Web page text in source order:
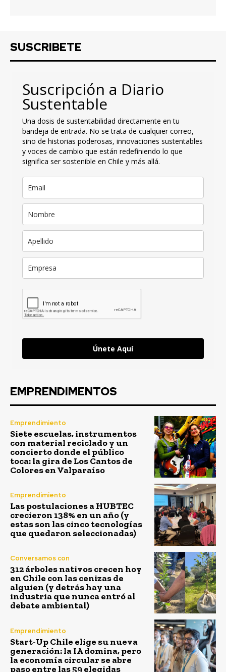
SUSCRIBETE
Suscripción a Diario
Sustentable
Una dosis de sustentabilidad directamente en tu
bandeja de entrada. No se trata de cualquier correo,
sino de historias poderosas, innovaciones sustentables
y voces de cambio que están redefiniendo lo que
significa ser sostenible en Chile y más allá.
Únete Aquí
EMPRENDIMENTOS
Emprendimiento
Siete escuelas, instrumentos
con material reciclado y un
concierto donde el público
toca: la gira de Los Cantos de
Colores en Valparaíso
Emprendimiento
Las postulaciones a HUBTEC
crecieron 138% en un año (y
estas son las cinco tecnologías
que quedaron seleccionadas)
Conversamos con
312 árboles nativos crecen hoy
en Chile con las cenizas de
alguien (y detrás hay una
industria que nunca entró al
debate ambiental)
Emprendimiento
Start-Up Chile elige su nueva
generación: la IA domina, pero
la economía circular se abre
paso entre las 59 elegidas